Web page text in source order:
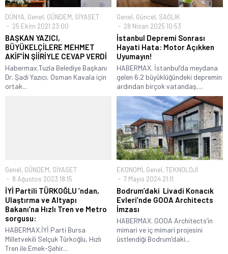
DÜNYA, Genel, GÜNDEM, SİYASET
25 Ekim 2021 23:00
BAŞKAN YAZICI,
BÜYÜKELÇİLERE MEHMET
AKİF’İN ŞİİRİYLE CEVAP VERDİ
Habermax.Tuzla Belediye Başkanı
Dr. Şadi Yazıcı, Osman Kavala için
ortak...
Genel, Güncel, SAĞLIK
28 Nisan 2025 10:53
İstanbul Depremi Sonrası
Hayati Hata: Motor Açıkken
Uyumayın!
HABERMAX. İstanbul’da meydana
gelen 6.2 büyüklüğündeki depremin
ardından birçok vatandaş,...
Genel, GÜNDEM, SİYASET
8 Ağustos 2023 18:15
İYİ Partili TÜRKOĞLU ’ndan,
Ulaştırma ve Altyapı
Bakanı’na Hızlı Tren ve Metro
sorgusu:
HABERMAX.İYİ Parti Bursa
Milletvekili Selçuk Türkoğlu, Hızlı
Tren ile Emek-Şehir...
EKONOMİ, Genel, TEKNOLOJİ
7 Mayıs 2024 21:11
Bodrum’daki Livadi Konacık
Evleri’nde GOOA Architects
İmzası
HABERMAX. GOOA Architects’in
mimari ve iç mimari projesini
üstlendiği Bodrum’daki...